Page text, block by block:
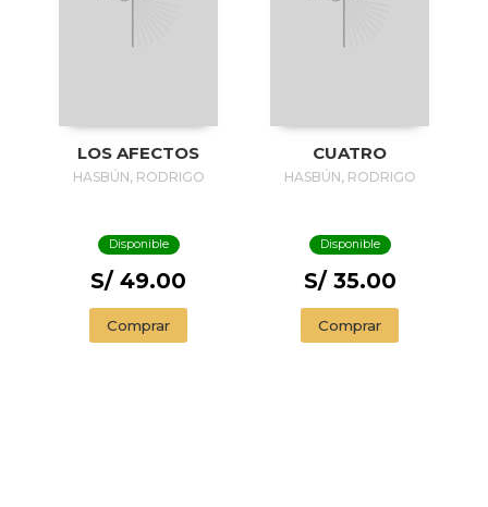
LOS AFECTOS
HASBÚN, RODRIGO
Disponible
S/ 49.00
Comprar
CUATRO
HASBÚN, RODRIGO
Disponible
S/ 35.00
Comprar